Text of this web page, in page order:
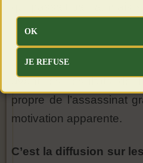
il avait des différends
assassinat qui n’est
totalement gratuit
avant les résultats de
propre de l’assassinat
motivation apparente.
C’est la diffusion sur
OK
JE REFUSE